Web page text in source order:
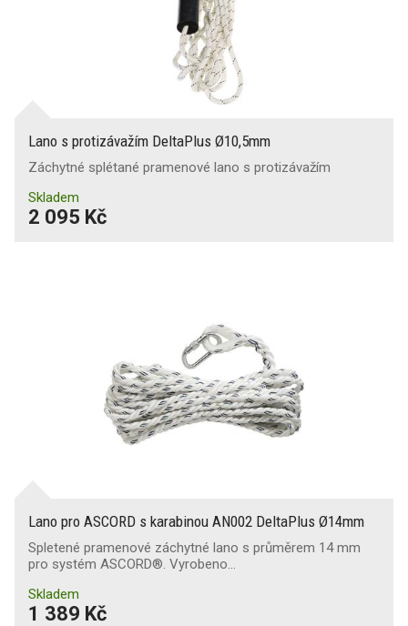
Lano s protizávažím DeltaPlus Ø10,5mm
Záchytné splétané pramenové lano s protizávažím
Skladem
2 095 Kč
Lano pro ASCORD s karabinou AN002 DeltaPlus Ø14mm
Spletené pramenové záchytné lano s průměrem 14 mm
pro systém ASCORD®. Vyrobeno…
Skladem
1 389 Kč